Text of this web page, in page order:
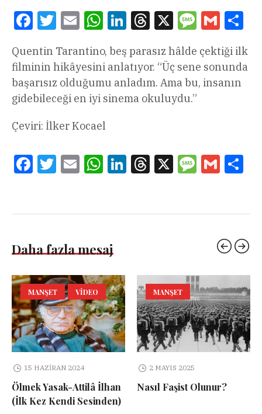
FacebookTwitterEmail WhatsAppLinkedInThreads
X Message
Gmail
Quentin Tarantino, beş parasız hâlde çektiği ilk
filminin hikâyesini anlatıyor. “Üç sene sonunda
başarısız olduğumu anladım. Ama bu, insanın
gidebileceği en iyi sinema okuluydu.”
Çeviri: İlker Kocael
FacebookTwitterEmail WhatsAppLinkedInThreads
X Message
Gmail
Daha fazla mesaj
MANŞET VIDEO
15 HAZIRAN 2024
Ölmek Yasak-Attilâ İlhan
(İlk Kez Kendi Sesinden)
MANŞET
2 MAYIS 2025
Nasıl Faşist Olunur?